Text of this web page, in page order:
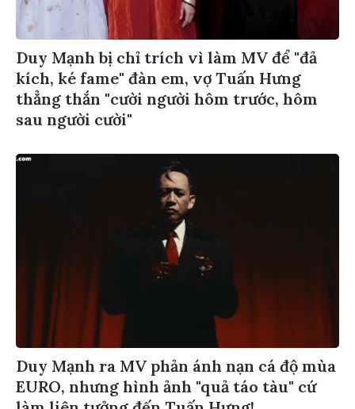
Duy Mạnh bị chỉ trích vì làm MV để "đả
kích, ké fame" đàn em, vợ Tuấn Hưng
thẳng thắn "cười người hôm trước, hôm
sau người cười"
Duy Mạnh ra MV phản ánh nạn cá độ mùa
EURO, nhưng hình ảnh "quả táo tàu" cứ
làm liên tưởng đến Tuấn Hưng!